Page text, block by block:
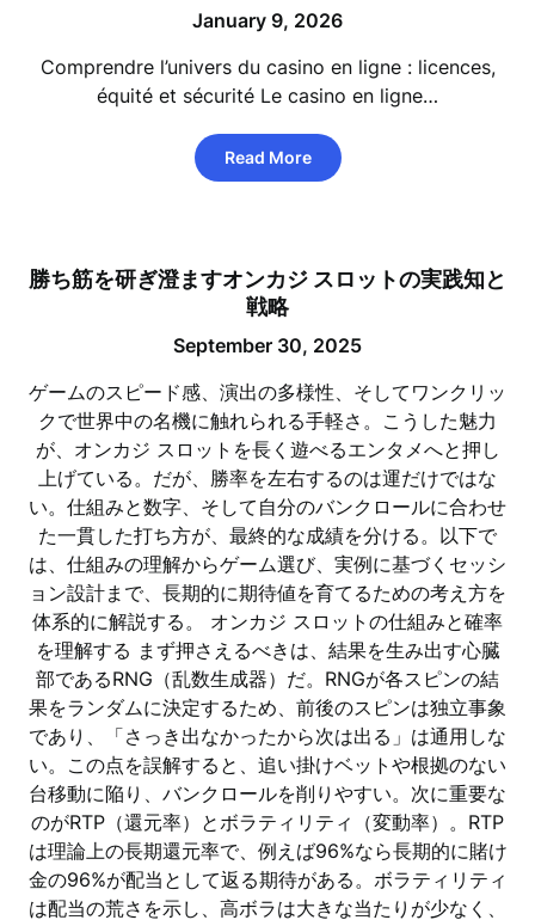
January 9, 2026
Comprendre l’univers du casino en ligne : licences,
équité et sécurité Le casino en ligne…
Read More
勝ち筋を研ぎ澄ますオンカジ スロットの実践知と
戦略
September 30, 2025
ゲームのスピード感、演出の多様性、そしてワンクリッ
クで世界中の名機に触れられる手軽さ。こうした魅力
が、オンカジ スロットを長く遊べるエンタメへと押し
上げている。だが、勝率を左右するのは運だけではな
い。仕組みと数字、そして自分のバンクロールに合わせ
た一貫した打ち方が、最終的な成績を分ける。以下で
は、仕組みの理解からゲーム選び、実例に基づくセッシ
ョン設計まで、長期的に期待値を育てるための考え方を
体系的に解説する。 オンカジ スロットの仕組みと確率
を理解する まず押さえるべきは、結果を生み出す心臓
部であるRNG（乱数生成器）だ。RNGが各スピンの結
果をランダムに決定するため、前後のスピンは独立事象
であり、「さっき出なかったから次は出る」は通用しな
い。この点を誤解すると、追い掛けベットや根拠のない
台移動に陥り、バンクロールを削りやすい。次に重要な
のがRTP（還元率）とボラティリティ（変動率）。RTP
は理論上の長期還元率で、例えば96%なら長期的に賭け
金の96%が配当として返る期待がある。ボラティリティ
は配当の荒さを示し、高ボラは大きな当たりが少なく、